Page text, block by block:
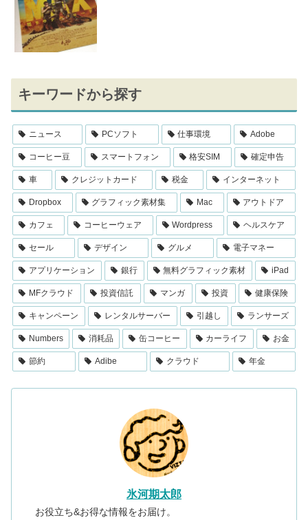
キーワードから探す
ニュース PCソフト 仕事環境 Adobe
コーヒー豆 スマートフォン 格安SIM 確定申告
車 クレジットカード 税金 インターネット
Dropbox グラフィック素材集 Mac アウトドア
カフェ コーヒーウェア Wordpress ヘルスケア
セール デザイン グルメ 電子マネー
アプリケーション 銀行 無料グラフィック素材 iPad
MFクラウド 投資信託 マンガ 投資 健康保険
キャンペーン レンタルサーバー 引越し ランサーズ
Numbers 消耗品 缶コーヒー カーライフ お金
節約 Adibe クラウド 年金
氷河期太郎
お役立ち&お得な情報をお届け。